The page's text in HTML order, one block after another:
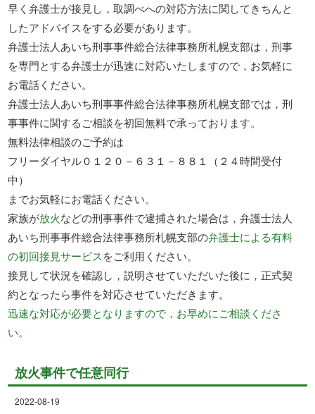
早く弁護士が接見し，取調べへの対応方法に関してきちんと
したアドバイスをする必要があります。
弁護士法人あいち刑事事件総合法律事務所札幌支部は，刑事
を専門とする弁護士が迅速に対応いたしますので，お気軽に
お電話ください。
弁護士法人あいち刑事事件総合法律事務所札幌支部では，刑
事事件に関するご相談を初回無料で承っております。
無料法律相談のご予約は
フリーダイヤル０１２０－６３１－８８１（２４時間受付
中）
までお気軽にお電話ください。
家族が放火などの刑事事件で逮捕された場合は，弁護士法人
あいち刑事事件総合法律事務所札幌支部の弁護士による有料
の初回接見サービスをご利用ください。
接見して状況を確認し，説明させていただいた後に，正式契
約となったら事件を対応させていただきます。
迅速な対応が必要となりますので，お早めにご相談くださ
い。
放火事件で任意同行
2022-08-19